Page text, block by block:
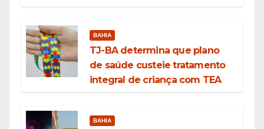
BAHIA
TJ-BA determina que plano
de saúde custeie tratamento
integral de criança com TEA
BAHIA